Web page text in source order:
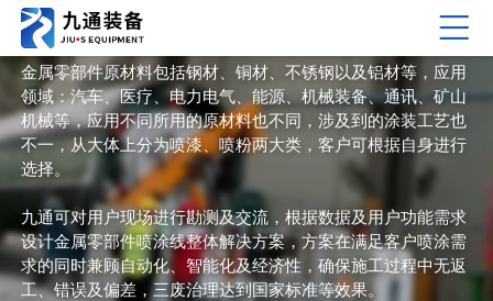
金属零部件喷涂生产线解决方案
金属零部件原材料包括钢材、铜材、不锈钢以及铝材等，应用
领域：汽车、医疗、电力电气、能源、机械装备、通讯、矿山
机械等，应用不同所用的原材料也不同，涉及到的涂装工艺也
不一，从大体上分为喷漆、喷粉两大类，客户可根据自身进行
选择。
九通可对用户现场进行勘测及交流，根据数据及用户功能需求
设计金属零部件喷涂线整体解决方案，方案在满足客户喷涂需
求的同时兼顾自动化、智能化及经济性，确保施工过程中无返
工、错误及偏差，三废治理达到国家标准等效果。